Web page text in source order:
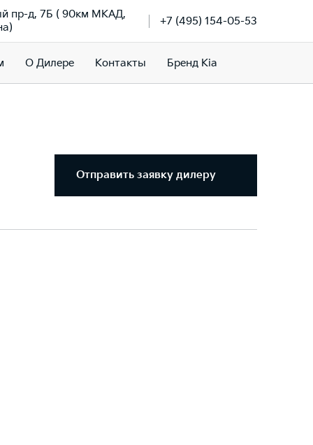
пр-д, 7Б ( 90км МКАД,
+7 (495) 154-05-53
О Дилере Контакты Бренд Kia
Отправить заявку дилеру